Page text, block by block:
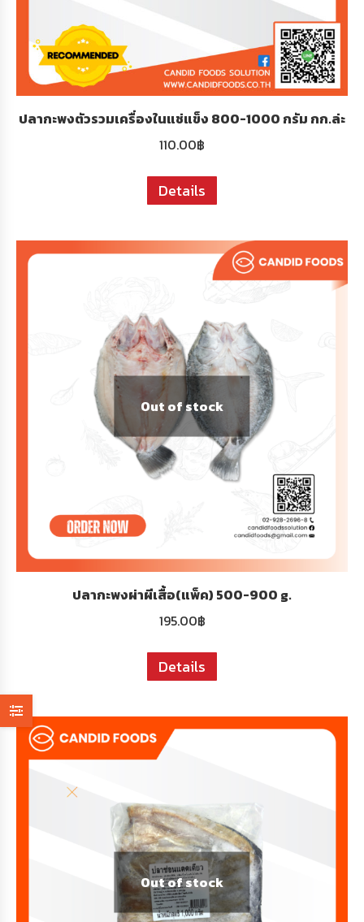
ปลากะพงตัวรวมเครื่องในแช่แข็ง 800-1000 กรัม กก.ล่ะ
110.00฿
Details
Out of stock
ปลากะพงผ่าผีเสื้อ(แพ็ค) 500-900 g.
195.00฿
Details
Out of stock